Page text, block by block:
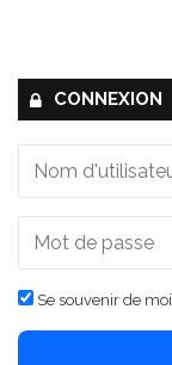
CONNEXION
Se souvenir de moi